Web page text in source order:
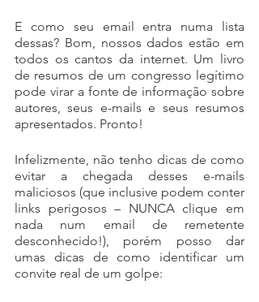
E como seu email entra numa lista
dessas? Bom, nossos dados estão em
todos os cantos da internet. Um livro
de resumos de um congresso legítimo
pode virar a fonte de informação sobre
autores, seus e-mails e seus resumos
apresentados. Pronto!
Infelizmente, não tenho dicas de como
evitar a chegada desses e-mails
maliciosos (que inclusive podem conter
links perigosos – NUNCA clique em
nada num email de remetente
desconhecido!), porém posso dar
umas dicas de como identificar um
convite real de um golpe: